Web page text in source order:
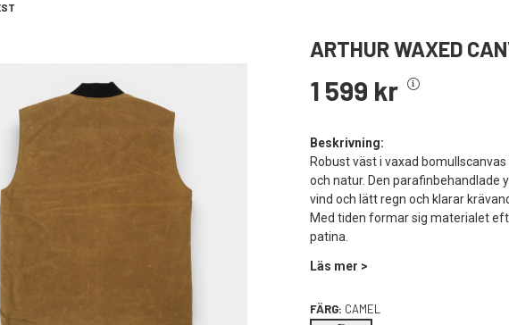
ARTHUR WAXED
1 599 kr
Beskrivning:
Robust väst i vaxad
och natur. Den parafinbehandlade
vind och lätt regn och klarar
Med tiden formar sig materialet
patina.
Läs mer >
FÄRG: CAMEL